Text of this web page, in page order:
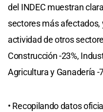
del INDEC muestran
sectores más afectados,
actividad de otros
Construcción -23%,
Agricultura y Ganadería -
• Recopilando datos